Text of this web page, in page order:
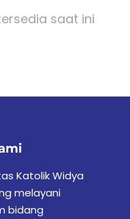
saat ini
Katolik Widya
melayani
bidang